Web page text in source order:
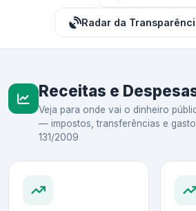
Radar da
Receitas e
Veja para onde vai o dinheiro
— impostos, transferências e gastos
131/2009